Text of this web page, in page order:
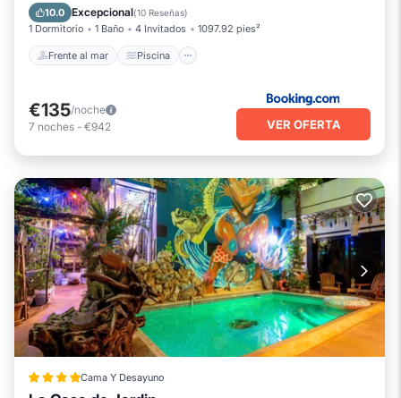
10.0 Excepcional(10 Reseñas)
1 Dormitorio 1 Baño 4 Invitados 1097.92 pies²
Frente al mar Piscina
Balcón/Terraza
€135/noche
7 noches - €942 VER OFERTA
Cama Y Desayuno